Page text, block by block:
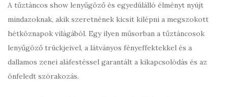
A tűztáncos show lenyűgöző és egyedülálló élményt nyújt
mindazoknak, akik szeretnének kicsit kilépni a megszokott
hétköznapok világából. Egy ilyen műsorban a tűztáncosok
lenyűgöző trückjeivel, a látványos fényeffektekkel és a
dallamos zenei aláfestéssel garantált a kikapcsolódás és az
önfeledt szórakozás.